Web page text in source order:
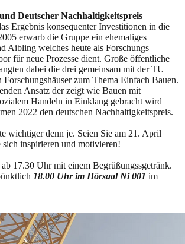
Deutscher Nachhaltigkeitspreis
Ergebnis konsequenter Investitionen in die
erwarb die Gruppe ein ehemaliges
Aibling welches heute als Forschungs
für neue Prozesse dient. Große öffentliche
dabei die drei gemeinsam mit der TU
Forschungshäuser zum Thema Einfach Bauen.
Ansatz der zeigt wie Bauen mit
Handeln in Einklang gebracht wird
2022 den deutschen Nachhaltigkeitspreis.
wichtiger denn je. Seien Sie am 21. April
sich inspirieren und motivieren!
17.30 Uhr mit einem Begrüßungssgetränk.
18.00 Uhr im Hörsaal Ni 001 im